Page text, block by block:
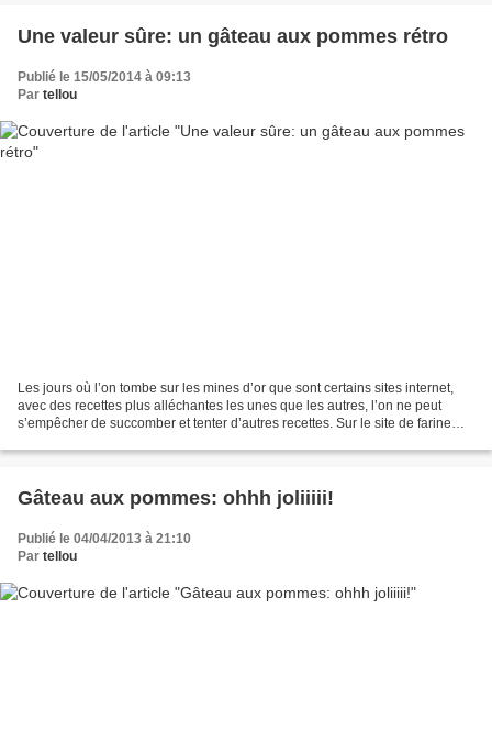
Une valeur sûre: un gâteau aux pommes rétro
Publié le 15/05/2014 à 09:13
Par tellou
Les jours où l’on tombe sur les mines d’or que sont certains sites internet,
avec des recettes plus alléchantes les unes que les autres, l’on ne peut
s’empêcher de succomber et tenter d’autres recettes. Sur le site de farine
Gâteau aux pommes: ohhh joliiiii!
Publié le 04/04/2013 à 21:10
Par tellou